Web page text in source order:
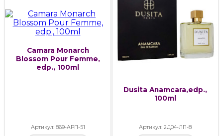
Camara Monarch
Blossom Pour Femme,
edp., 100ml
Артикул: 869-АРП-51
Dusita Anamcara,edp.,
100ml
Артикул: 2Д04-ЛП-8